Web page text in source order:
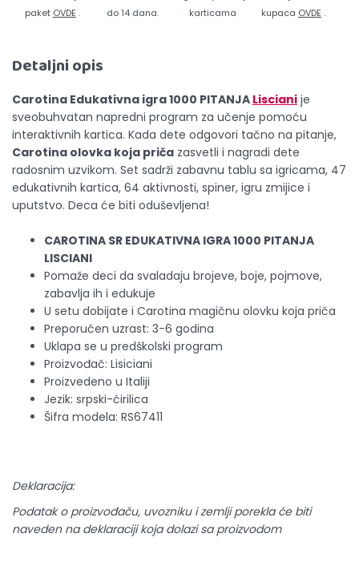
paket OVDE .
do 14 dana.
karticama
kupaca OVDE .
Detaljni opis
Carotina Edukativna igra 1000 PITANJA Lisciani je
sveobuhvatan napredni program za učenje pomoću
interaktivnih kartica. Kada dete odgovori tačno na pitanje,
Carotina olovka koja priča zasvetli i nagradi dete
radosnim uzvikom. Set sadrži zabavnu tablu sa igricama, 47
edukativnih kartica, 64 aktivnosti, spiner, igru zmijice i
uputstvo. Deca će biti oduševljena!
CAROTINA SR EDUKATIVNA IGRA 1000 PITANJA
LISCIANI
Pomaže deci da svaladaju brojeve, boje, pojmove,
zabavlja ih i edukuje
U setu dobijate i Carotina magičnu olovku koja priča
Preporučen uzrast: 3-6 godina
Uklapa se u predškolski program
Proizvođač: Lisiciani
Proizvedeno u Italiji
Jezik: srpski-ćirilica
Šifra modela: RS67411
Deklaracija:
Podatak o proizvođaču, uvozniku i zemlji porekla će biti
naveden na deklaraciji koja dolazi sa proizvodom